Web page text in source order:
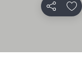
Teilen